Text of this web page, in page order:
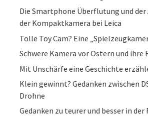
Die Smartphone Überflutung und der
der Kompaktkamera bei Leica
Tolle Toy Cam? Eine
Schwere Kamera vor Ostern und ihre
Mit Unschärfe eine Geschichte
Klein gewinnt? Gedanken zwischen
Drohne
Gedanken zu teurer und besser in